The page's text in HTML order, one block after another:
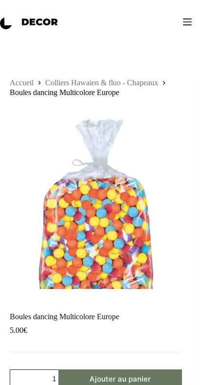
Accueil
Colliers Hawaien & fluo - Chapeaux
Boules dancing Multicolore Europe
Boules dancing Multicolore Europe
5.00€
Ajouter au panier